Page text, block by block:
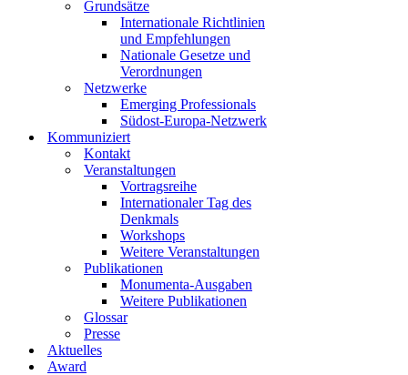
Grundsätze
Internationale Richtlinien
und Empfehlungen
Nationale Gesetze und
Verordnungen
Netzwerke
Emerging Professionals
Südost-Europa-Netzwerk
Kommuniziert
Kontakt
Veranstaltungen
Vortragsreihe
Internationaler Tag des
Denkmals
Workshops
Weitere Veranstaltungen
Publikationen
Monumenta-Ausgaben
Weitere Publikationen
Glossar
Presse
Aktuelles
Award